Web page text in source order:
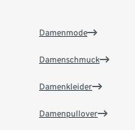
Damenmode
Damenschmuck
Damenkleider
Damenpullover